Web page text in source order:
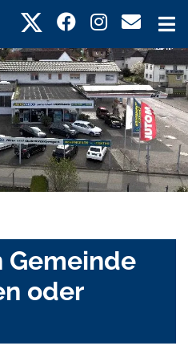
Gemeinde
oder